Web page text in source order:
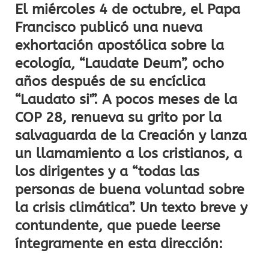
El miércoles 4 de octubre, el Papa
Francisco publicó una nueva
exhortación apostólica sobre la
ecología, “Laudate Deum”, ocho
años después de su encíclica
“Laudato si'”. A pocos meses de la
COP 28, renueva su grito por la
salvaguarda de la Creación y lanza
un llamamiento a los cristianos, a
los dirigentes y a “todas las
personas de buena voluntad sobre
la crisis climática”. Un texto breve y
contundente, que puede leerse
íntegramente en esta dirección: